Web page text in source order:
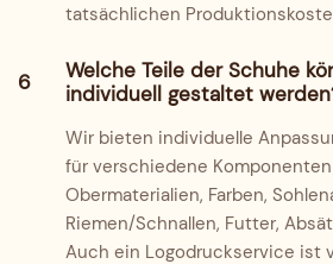
tatsächlichen
6
Welche Teile der Schuhe
individuell gestaltet
Wir bieten individuelle
für verschiedene
Obermaterialien, Farben,
Riemen/Schnallen, Futter,
Auch ein Logodruckservice ist